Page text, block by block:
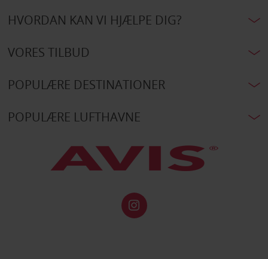
HVORDAN KAN VI HJÆLPE DIG?
VORES TILBUD
POPULÆRE DESTINATIONER
POPULÆRE LUFTHAVNE